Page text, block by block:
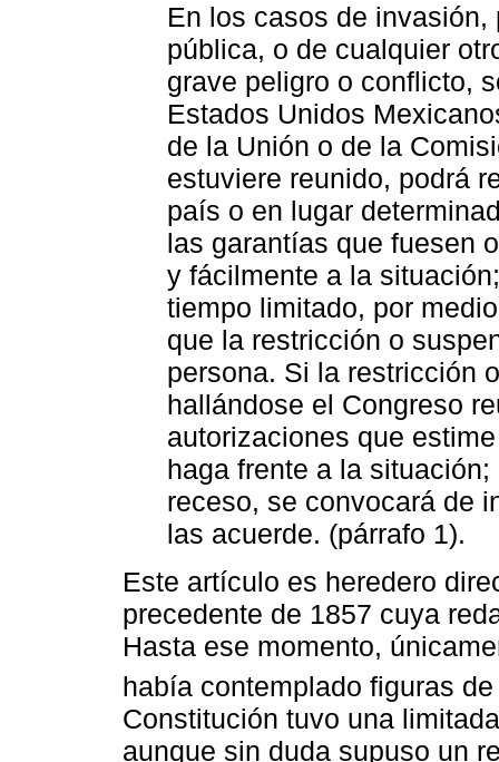
En los casos de
pública, o de cualquier
grave peligro o conflicto,
Estados Unidos
de la Unión o de la
estuviere reunido, podrá
país o en lugar
las garantías que fuesen
y fácilmente a la
tiempo limitado, por
que la restricción o
persona. Si la restricción
hallándose el Congreso
autorizaciones que
haga frente a la
receso, se convocará de
las acuerde. (párrafo 1).
Este artículo es heredero
precedente de 1857 cuya
Hasta ese momento,
había contemplado figuras
Constitución tuvo una
aunque sin duda supuso un